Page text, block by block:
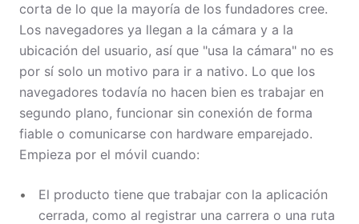
corta de lo que la mayoría de los fundadores cree.
Los navegadores ya llegan a la cámara y a la
ubicación del usuario, así que "usa la cámara" no es
por sí solo un motivo para ir a nativo. Lo que los
navegadores todavía no hacen bien es trabajar en
segundo plano, funcionar sin conexión de forma
fiable o comunicarse con hardware emparejado.
Empieza por el móvil cuando:
El producto tiene que trabajar con la aplicación
cerrada, como al registrar una carrera o una ruta